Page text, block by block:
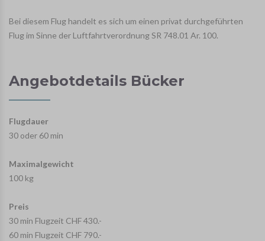
Bei diesem Flug handelt es sich um einen privat durchgeführten
Flug im Sinne der Luftfahrtverordnung SR 748.01 Ar. 100.
Angebotdetails Bücker
Flugdauer
30 oder 60 min
Maximalgewicht
100 kg
Preis
30 min Flugzeit CHF 430.-
60 min Flugzeit CHF 790.-